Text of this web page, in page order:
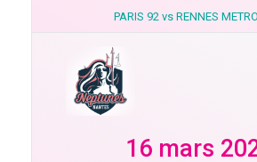
PARIS 92 vs RENNES
16 mars